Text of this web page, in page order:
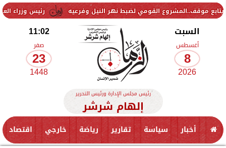
رئيس وزراء العراق يتلقى القومي لضبط نهر النيل وفرعيه
السبت
أغسطس
8
2026
11:02
صفر
23
1448
رئيس مجلس الإدارة ورئيس التحرير
إلهام شرشر
أخبار سياسة تقارير رياضة خارجي اقتصاد